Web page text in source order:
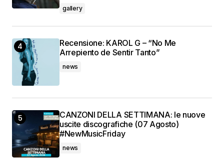
gallery
Recensione: KAROL G – “No Me
Arrepiento de Sentir Tanto”
news
CANZONI DELLA SETTIMANA: le nuove
uscite discografiche (07 Agosto)
#NewMusicFriday
news